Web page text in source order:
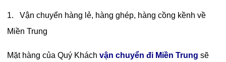
1. Vận chuyển hàng lẻ, hàng ghép, hàng cồng kềnh về
Miền Trung
Mặt hàng của Quý Kháchvận chuyển đi Miền Trung sẽ